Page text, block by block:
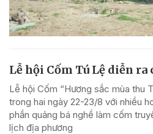
Lễ hội Cốm Tú Lệ diễn ra
Lễ hội Cốm “Hương sắc mùa thu
trong hai ngày 22-23/8 với nhiều
phần quảng bá nghề làm cốm
lịch địa phương